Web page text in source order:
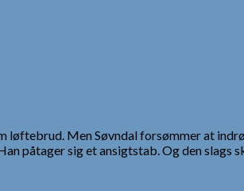
løftebrud. Men Søvndal forsømmer at
påtager sig et ansigtstab. Og den slags